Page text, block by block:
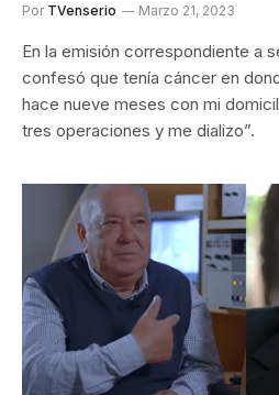
Por TVenserio Marzo 21, 2023
En la emisión correspondiente a
confesó que tenía cáncer en
hace nueve meses con mi
tres operaciones y me dializo”.